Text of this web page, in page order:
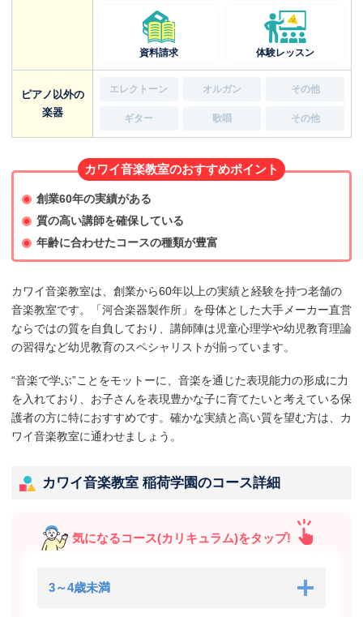
資料請求 体験レッスン
ピアノ以外の
楽器
エレクトーン オルガン その他
ギター 歌唱 その他
カワイ音楽教室のおすすめポイント
創業60年の実績がある
質の高い講師を確保している
年齢に合わせたコースの種類が豊富
カワイ音楽教室は、創業から60年以上の実績と経験を持つ老舗の
音楽教室です。「河合楽器製作所」を母体とした大手メーカー直営
ならではの質を自負しており、講師陣は児童心理学や幼児教育理論
の習得など幼児教育のスペシャリストが揃っています。
“音楽で学ぶ”ことをモットーに、音楽を通じた表現能力の形成に力
を入れており、お子さんを表現豊かな子に育てたいと考えている保
護者の方に特におすすめです。確かな実績と高い質を望む方は、カ
ワイ音楽教室に通わせましょう。
カワイ音楽教室 稲荷学園のコース詳細
気になるコース(カリキュラム)をタップ!
3～4歳未満